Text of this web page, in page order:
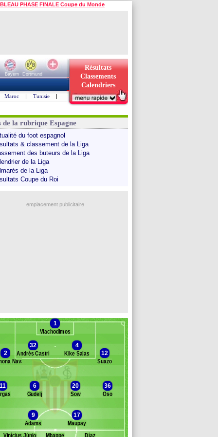
PHASE FINALE Coupe du Monde
Bayern
Dortmund
Résultats
Classements
Calendriers
Maroc | Tunisie |
de la rubrique Espagne
du foot espagnol
& classement de la Liga
des buteurs de la Liga
de la Liga
de la Liga
Coupe du Roi
emplacement publicitaire
Banc des remplaçantsFC Seville
Juanlu Sánchez
Peque Fernández
1
Vlachodimos
32
Andrés Castrín
4
Kike Salas
2
Navarro
12
Suazo
11
6
Gudelj
20
Sow
36
Oso
9
Adams
17
Maupay
Díaz
Mbappe
Vinícius Júnior